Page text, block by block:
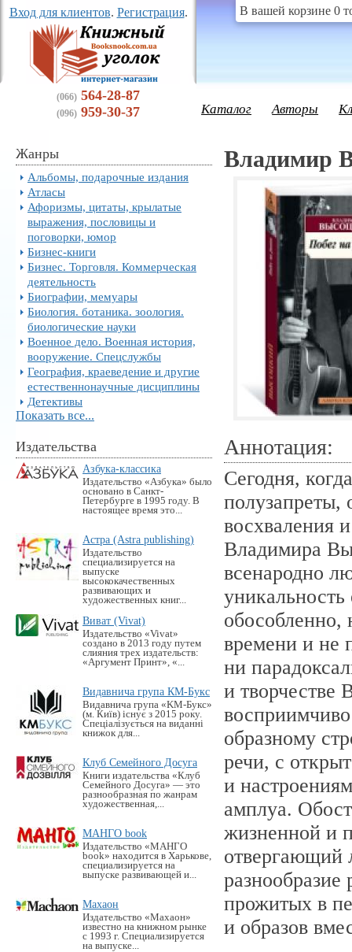
Вход для клиентов. Регистрация.
(066) 564-28-87
(096) 959-30-37
В вашей корзине 0
Каталог Авторы
Жанры
Альбомы, подарочные издания
Атласы
Афоризмы, цитаты, крылатые
выражения, пословицы и
поговорки, юмор
Бизнес-книги
Бизнес. Торговля. Коммерческая
деятельность
Биографии, мемуары
Биология. ботаника. зоология.
биологические науки
Военное дело. Военная история,
вооружение. Спецслужбы
География, краеведение и другие
естественнонаучные дисциплины
Детективы
Показать все...
Издательства
Азбука-классика
Издательство «Азбука» было
основано в Санкт-
Петербурге в 1995 году. В
настоящее время это...
Астра (Astra publishing)
Издательство
специализируется на
выпуске
высококачественных
развивающих и
художественных книг...
Виват (Vivat)
Издательство «Vivat»
создано в 2013 году путем
слияния трех издательств:
«Аргумент Принт», «...
Видавнича група КМ-Букс
Видавнича група «KM-Букс»
(м. Київ) існує з 2015 року.
Спеціалізується на виданні
книжок для...
Клуб Семейного Досуга
Книги издательства «Клуб
Семейного Досуга» — это
разнообразная по жанрам
художественная,...
МАНГО book
Издательство «MАНГО
book» находится в Харькове,
специализируется на
выпуске развивающей и...
Махаон
Издательство «Махаон»
известно на книжном рынке
с 1993 г. Специализируется
на выпуске...
Владимир
Аннотация:
Сегодня,
полузапреты,
восхваления
Владимира
всенародно
уникальность
обособленно,
времени и не
ни
и творчестве
образному
речи, с
и
амплуа.
жизненной и
отвергающий
прожитых в
и образов